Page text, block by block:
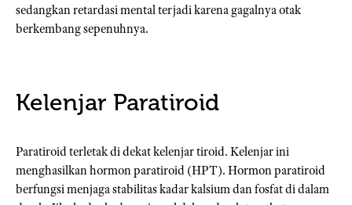
sedangkan retardasi mental terjadi karena gagalnya otak
berkembang sepenuhnya.
Kelenjar Paratiroid
Paratiroid terletak di dekat kelenjar tiroid. Kelenjar ini
menghasilkan hormon paratiroid (HPT). Hormon paratiroid
berfungsi menjaga stabilitas kadar kalsium dan fosfat di dalam